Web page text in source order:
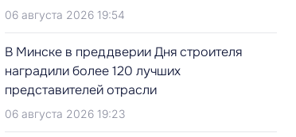
06 августа 2026 19:54
В Минске в преддверии Дня строителя
наградили более 120 лучших
представителей отрасли
06 августа 2026 19:23